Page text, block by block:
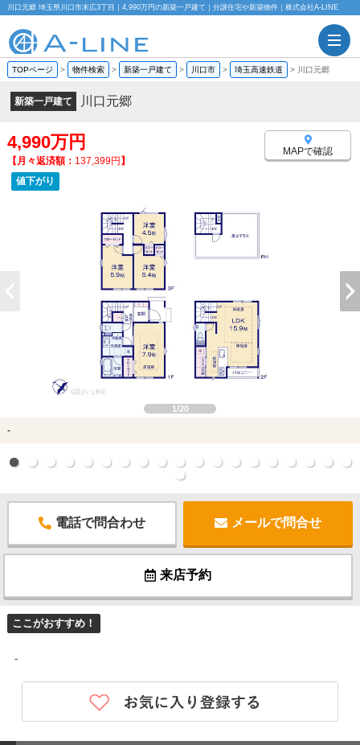
川口元郷 埼玉県川口市末広3丁目｜4,990万円の新築一戸建て｜分譲住宅や新築物件｜株式会社A-LINE
TOPページ > 物件検索 > 新築一戸建て > 川口市 > 埼玉高速鉄道 > 川口元郷
新築一戸建て 川口元郷
4,990万円
【月々返済額： 137,399円】
値下がり
MAPで確認
1/20
-
電話で問合わせ メールで問合せ
来店予約
ここがおすすめ！
-